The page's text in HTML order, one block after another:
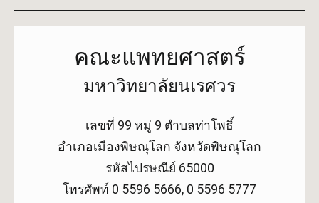
คณะแพทยศาสตร์
มหาวิทยาลัยนเรศวร
เลขที่ 99 หมู่ 9 ตำบลท่าโพธิ์
อำเภอเมืองพิษณุโลก จังหวัดพิษณุโลก
รหัสไปรษณีย์ 65000
โทรศัพท์ 0 5596 5666, 0 5596 5777